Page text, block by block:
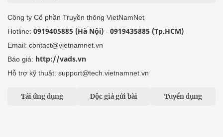
Công ty Cổ phần Truyền thông VietNamNet
Hotline: 0919405885 (Hà Nội) - 0919435885 (Tp.HCM)
Email: contact@vietnamnet.vn
Báo giá: http://vads.vn
Hỗ trợ kỹ thuật: support@tech.vietnamnet.vn
Tải ứng dụng Độc giả gửi bài Tuyển dụng